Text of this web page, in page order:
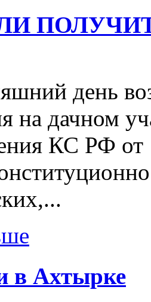
день
на дачном
КС РФ
в Ахтырке